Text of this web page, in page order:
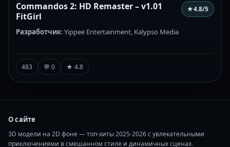
Commandos 2: HD Remaster – v1.01
FitGirl
★4.8/5
Разработчик: Yippee Entertainment, Kalypso Media
483 💬 0 ★ 4.8
О сайте
3D модели на 2D фоне — топ-хиты 2025-2026 с увлекательными
приключениями в смешанном стиле и динамичных сценах.